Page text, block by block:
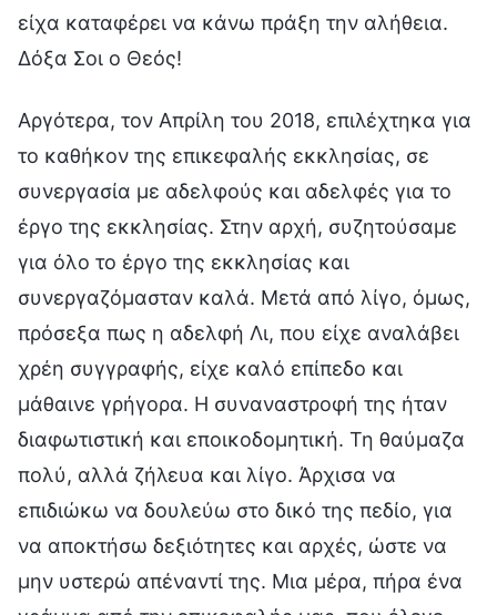
είχα καταφέρει να κάνω πράξη την αλήθεια.
Δόξα Σοι ο Θεός!
Αργότερα, τον Απρίλη του 2018, επιλέχτηκα για
το καθήκον της επικεφαλής εκκλησίας, σε
συνεργασία με αδελφούς και αδελφές για το
έργο της εκκλησίας. Στην αρχή, συζητούσαμε
για όλο το έργο της εκκλησίας και
συνεργαζόμασταν καλά. Μετά από λίγο, όμως,
πρόσεξα πως η αδελφή Λι, που είχε αναλάβει
χρέη συγγραφής, είχε καλό επίπεδο και
μάθαινε γρήγορα. Η συναναστροφή της ήταν
διαφωτιστική και εποικοδομητική. Τη θαύμαζα
πολύ, αλλά ζήλευα και λίγο. Άρχισα να
επιδιώκω να δουλεύω στο δικό της πεδίο, για
να αποκτήσω δεξιότητες και αρχές, ώστε να
μην υστερώ απέναντί της. Μια μέρα, πήρα ένα